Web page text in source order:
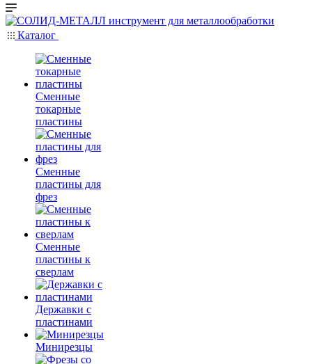
Каталог
Сменные
токарные
пластины
Сменные
пластины для
фрез
Сменные
пластины к
сверлам
Державки с
пластинами
Минирезцы